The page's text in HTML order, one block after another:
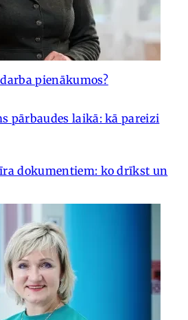
pienākumos?
pārbaudes laikā: kā pareizi
dokumentiem: ko drīkst un